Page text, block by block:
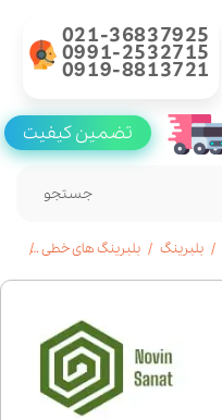
021-36837925
0991-2532715
0919-8813721
جستجو
تضمین کیفیت
بلبرینگ بلبرینگ های خطی